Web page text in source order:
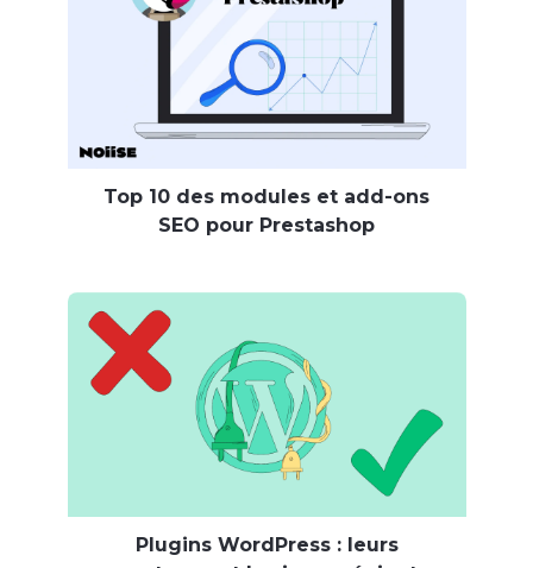
Top 10 des modules et add-ons
SEO pour Prestashop
Plugins WordPress : leurs